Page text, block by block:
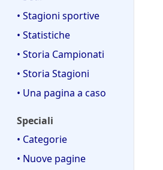
• Stagioni sportive
• Statistiche
• Storia Campionati
• Storia Stagioni
• Una pagina a caso
Speciali
• Categorie
• Nuove pagine